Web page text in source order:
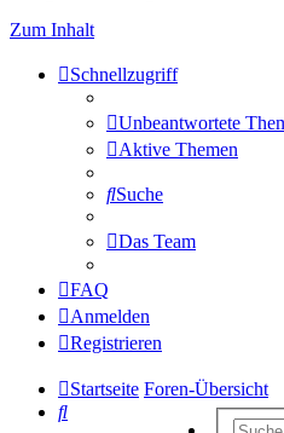
Zum Inhalt
Schnellzugriff
Unbeantwortete
Aktive Themen
Suche
Das Team
FAQ
Anmelden
Registrieren
Startseite Foren-Übersicht
Suche